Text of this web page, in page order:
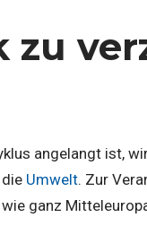
zu
angelangt ist,
Umwelt. Zur
ganz